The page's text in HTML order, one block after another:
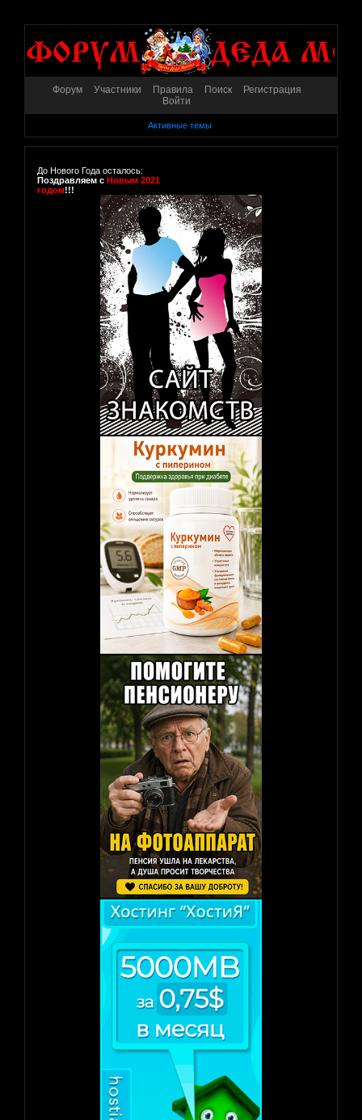
Форум Участники Правила Поиск
Регистрация
Войти
Активные темы
До Нового Года осталось:
Поздравляем с Новым 2021
годом!!!